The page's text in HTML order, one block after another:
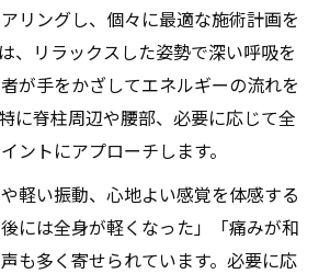
リングし、個々に最適な施術計画を
、リラックスした姿勢で深い呼吸を
が手をかざしてエネルギーの流れを
に脊柱周辺や腰部、必要に応じて全
ントにアプローチします。
軽い振動、心地よい感覚を体感する
には全身が軽くなった」「痛みが和
も多く寄せられています。必要に応